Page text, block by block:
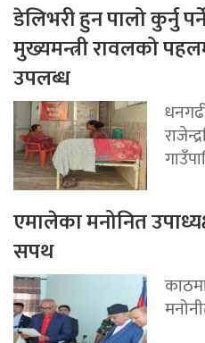
डेलिभरी हुन पालो कुर्नु
मुख्यमन्त्री रावलको
उपलब्ध
एमालेका मनोनित
सपथ